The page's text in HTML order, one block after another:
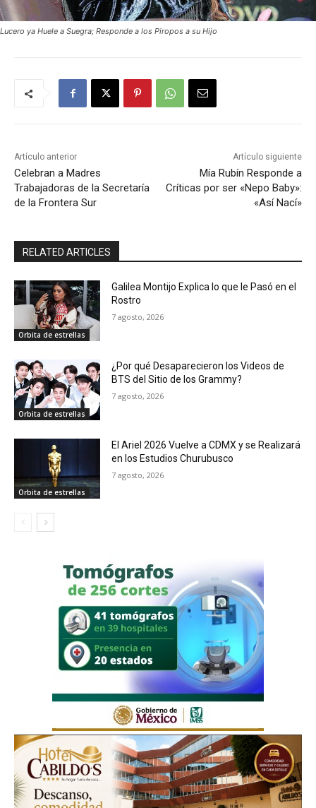
Lucero ya Huele a Suegra; Responde a los Piropos a su Hijo
Artículo anterior
Celebran a Madres
Trabajadoras de la Secretaría
de la Frontera Sur
Artículo siguiente
Mía Rubín Responde a
Críticas por ser «Nepo Baby»:
«Así Nací»
RELATED ARTICLES
Orbita de estrellas
Galilea Montijo Explica lo que le Pasó en el
Rostro
7 agosto, 2026
Orbita de estrellas
¿Por qué Desaparecieron los Videos de
BTS del Sitio de los Grammy?
7 agosto, 2026
Orbita de estrellas
El Ariel 2026 Vuelve a CDMX y se Realizará
en los Estudios Churubusco
7 agosto, 2026